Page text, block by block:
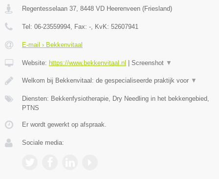
Regentesselaan 37 8448 VD Heerenveen (Friesland)
Tel: 06-23559994 , Fax: - , KvK: 52607941
E-mail › Bekkenvitaal
Website: https://www.bekkenvitaal.nl Screenshot ▼
Welkom bij Bekkenvitaal: de gespecialiseerde praktijk voor ▼
Diensten: Bekkenfysiotherapie, Dry Needling in het bekkengebied,
PTNS
Er wordt gewerkt op afspraak.
Sociale media: